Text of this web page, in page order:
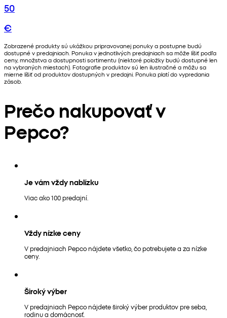
50
€
Zobrazené produkty sú ukážkou pripravovanej ponuky a postupne budú
dostupné v predajniach. Ponuka v jednotlivých predajniach sa môže líšiť podľa
ceny, množstva a dostupnosti sortimentu (niektoré položky budú dostupné len
na vybraných miestach). Fotografie produktov sú len ilustračné a môžu sa
mierne líšiť od produktov dostupných v predajni. Ponuka platí do vypredania
zásob.
Prečo nakupovať v
Pepco?
Je vám vždy nablízku
Viac ako 100 predajní.
Vždy nízke ceny
V predajniach Pepco nájdete všetko, čo potrebujete a za nízke
ceny.
Široký výber
V predajniach Pepco nájdete široký výber produktov pre seba,
rodinu a domácnosť.